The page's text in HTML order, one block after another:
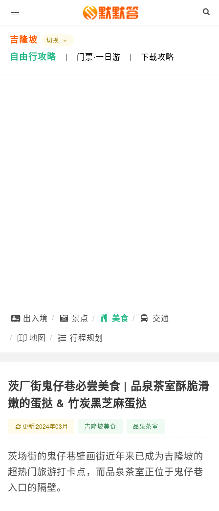
吉隆坡 切换
自由行攻略 | 门票·一日游 | 下载攻略
出入境 景点 美食
交通
地图
行程规划
茨厂街鬼仔巷必尝美食 | 品泉茶室酥脆滑
嫩的蛋挞 & 竹炭黑芝麻蛋挞
更新:2024年03月 吉隆坡美食 品泉茶室
茨场街的鬼仔巷壁画街近年来已成为吉隆坡的
超热门旅游打卡点，而品泉茶室正位于鬼仔巷
入口的隔壁。